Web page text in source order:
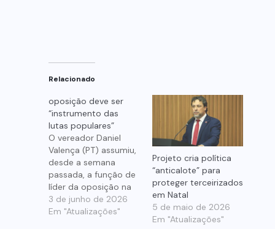
Relacionado
oposição deve ser
“instrumento das
lutas populares”
O vereador Daniel
Valença (PT) assumiu,
desde a semana
passada, a função de
líder da oposição na
Câmara Municipal de
Natal. É a primeira vez
3 de junho de 2026
Em "Atualizações"
Projeto cria política
“anticalote” para
proteger terceirizados
em Natal
5 de maio de 2026
Em "Atualizações"